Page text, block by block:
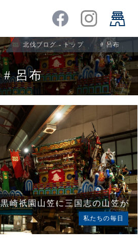
北伐ブログ - トップ # 呂布
#呂布
黒崎祇園山笠に三国志の山笠が
私たちの毎日